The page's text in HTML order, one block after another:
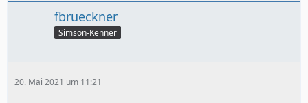
fbrueckner
Simson-Kenner
20. Mai 2021 um 11:21